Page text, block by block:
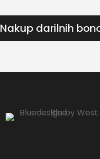
Nakup darilnih